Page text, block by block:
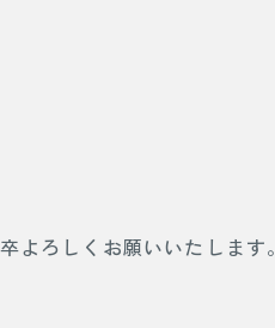
よろしくお願いいたします。